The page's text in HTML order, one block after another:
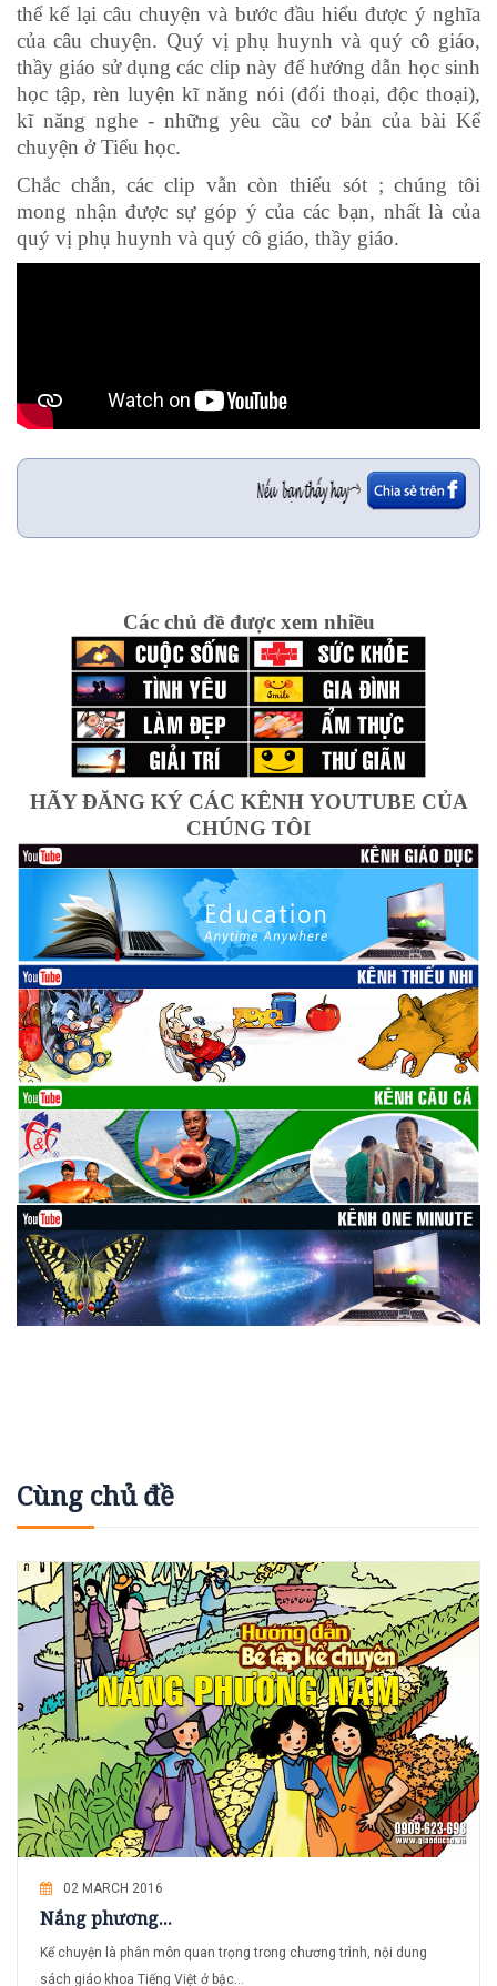
thể kể lại câu chuyện và bước đầu hiểu được ý nghĩa
của câu chuyện. Quý vị phụ huynh và quý cô giáo,
thầy giáo sử dụng các clip này để hướng dẫn học sinh
học tập, rèn luyện kĩ năng nói (đối thoại, độc thoại),
kĩ năng nghe - những yêu cầu cơ bản của bài Kể
chuyện ở Tiểu học.
Chắc chắn, các clip vẫn còn thiếu sót ; chúng tôi
mong nhận được sự góp ý của các bạn, nhất là của
quý vị phụ huynh và quý cô giáo, thầy giáo.
Các chủ đề được xem nhiều
HÃY ĐĂNG KÝ CÁC KÊNH YOUTUBE CỦA
CHÚNG TÔI
Cùng chủ đề
02 MARCH 2016
Nắng phương...
Kể chuyện là phân môn quan trọng trong chương trình, nội dung
sách giáo khoa Tiếng Việt ở bậc...